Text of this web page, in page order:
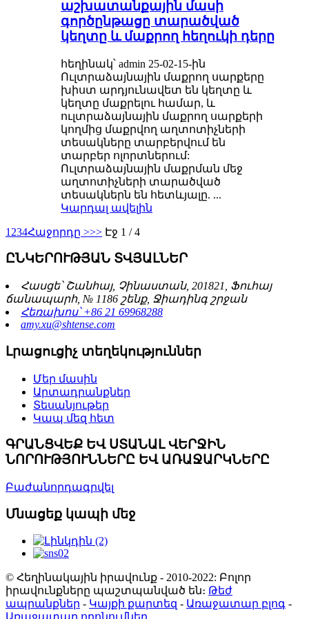
աշխատանքային մասի
գործընթացը տարածված
կեղտը և մաքրող հեղուկի դերը
հեղինակ՝ admin 25-02-15-ին
Ուլտրաձայնային մաքրող սարքերը
խիստ արդյունավետ են կեղտը և
կեղտը մաքրելու համար, և
ուլտրաձայնային մաքրող սարքերի
կողմից մաքրվող աղտոտիչների
տեսակները տարբերվում են
տարբեր ոլորտներում:
Ուլտրաձայնային մաքրման մեջ
աղտոտիչների տարածված
տեսակներն են հետևյալը. ...
Կարդալ ավելին
1 234Հաջորդը >>> Էջ 1 / 4
ԸՆԿԵՐՈՒԹՅԱՆ ՏՎՅԱԼՆԵՐ
Հասցե՝ Շանհայ, Չինաստան, 201821, Ֆուհայ
ճանապարհ, № 1186 շենք, Ջիադինգ շրջան
Հեռախոս՝ +86 21 69968288
amy.xu@shtense.com
Լրացուցիչ տեղեկություններ
Մեր մասին
Արտադրանքներ
Տեսանյութեր
Կապ մեզ հետ
ԳՐԱՆՑՎԵՔ ԵՎ ՍՏԱՆԱԼ ՎԵՐՋԻՆ
ՆՈՐՈՒԹՅՈՒՆՆԵՐԸ ԵՎ ԱՌԱՋԱՐԿՆԵՐԸ
Բաժանորդագրվել
Մնացեք կապի մեջ
© Հեղինակային իրավունք - 2010-2022: Բոլոր
իրավունքները պաշտպանված են։ Թեժ
ապրանքներ - Կայքի քարտեզ - Առաջատար բլոգ -